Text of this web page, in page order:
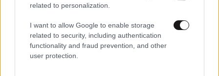
related to personalization.
I want to allow Google to enable storage
related to security, including authentication
functionality and fraud prevention, and other
user protection.